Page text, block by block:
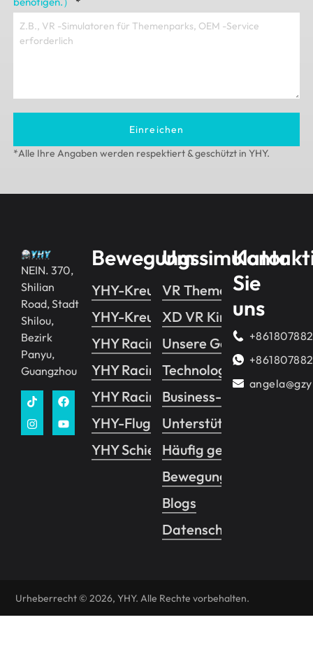
Einreichen
*Alle Ihre Angaben werden respektiert & geschützt in YHY.
NEIN. 370,
Shilian
Road, Stadt
Shilou,
Bezirk
Panyu,
Guangzhou
Bewegungssimulator
YHY-Kreuzung 2
YHY-Kreuzung 1
YHY Racing
YHY Racing VR
YHY Racing Pro
YHY-Flug
YHY Schießen
Um
VR Themenpark
XD VR Kino
Unsere Geschichte
Technologie
Business-Leitfaden
Unterstützung
Häufig gestellte Fragen
Blogs
Datenschutzrichtlinie
Sie
uns
Urheberrecht © 2026, YHY. Alle Rechte vorbehalten.